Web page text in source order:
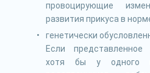
провоцирующие
развития прикуса в
генетически
Если представленное
хотя бы у одного